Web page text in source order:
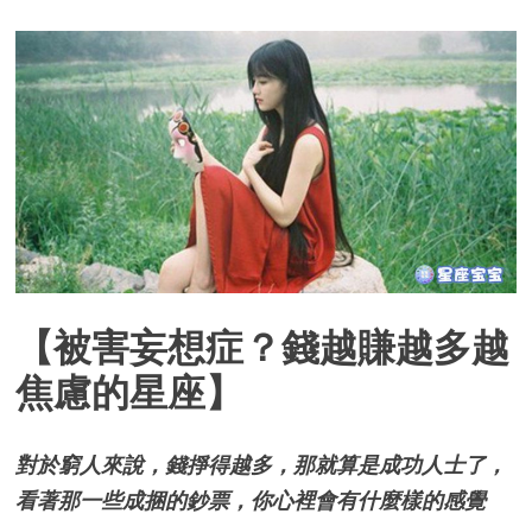
【被害妄想症？錢越賺越多越
焦慮的星座】
對於窮人來說，錢掙得越多，那就算是成功人士了，
看著那一些成捆的鈔票，你心裡會有什麼樣的感覺